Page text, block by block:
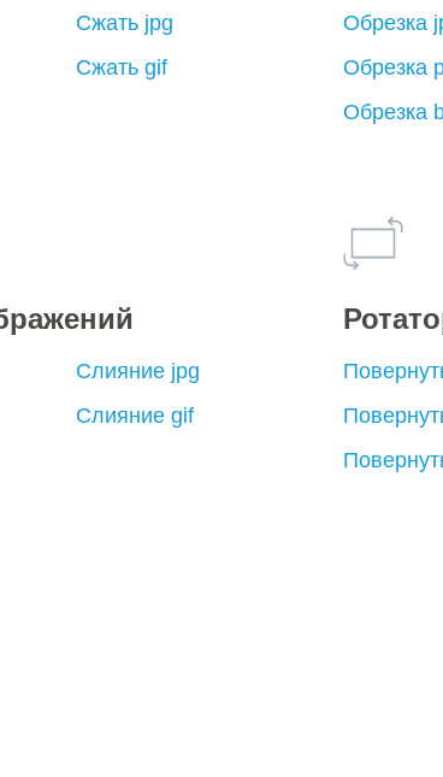
Сжать jpg
Сжать gif
Обрезка
Обрезка
Обрезка
Слияние jpg
Слияние gif